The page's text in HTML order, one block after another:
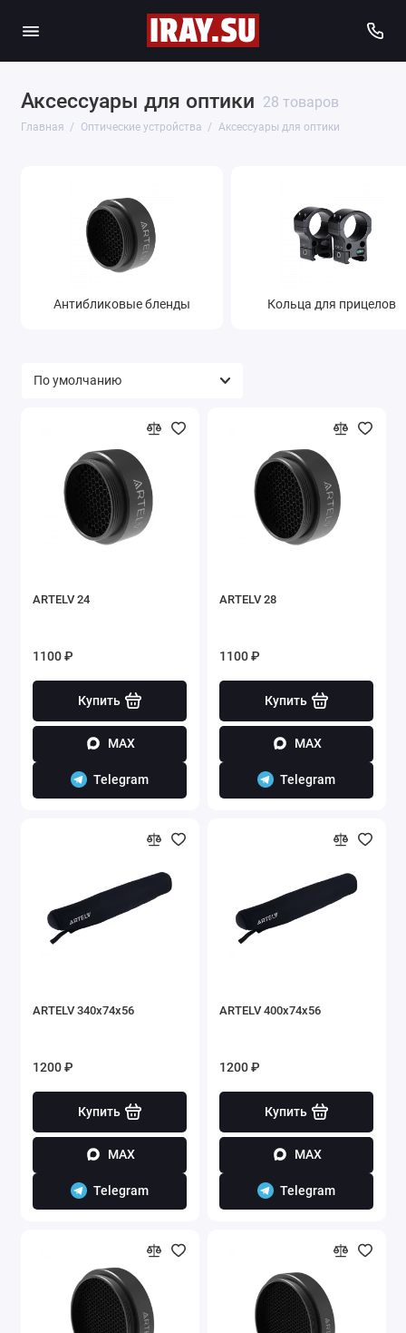
Аксессуары для оптики 28 товаров
Главная Оптические устройства Аксессуары для оптики
Антибликовые бленды Кольца для прицелов
ARTELV 24
1100 ₽
Купить
MAX
Telegram
ARTELV 28
1100 ₽
Купить
MAX
Telegram
ARTELV 340x74x56
1200 ₽
Купить
MAX
Telegram
ARTELV 400x74x56
1200 ₽
Купить
MAX
Telegram